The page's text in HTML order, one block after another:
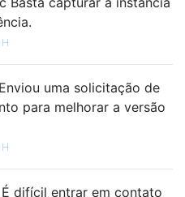
uma solicitação de
para melhorar a versão
difícil entrar em contato